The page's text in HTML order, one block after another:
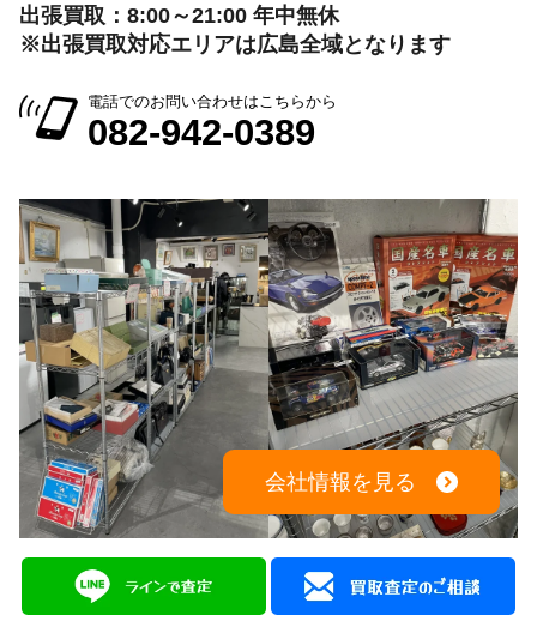
出張買取：8:00～21:00 年中無休
※出張買取対応エリアは広島全域となります
電話でのお問い合わせはこちらから
082-942-0389
会社情報を見る